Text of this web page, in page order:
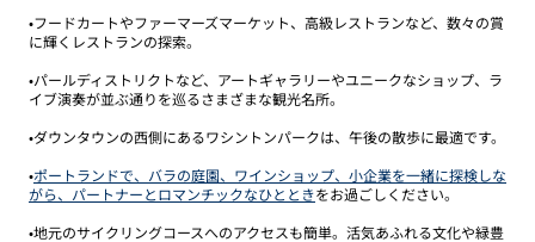
•フードカートやファーマーズマーケット、高級レストランなど、数々の賞
に輝くレストランの探索。
•パールディストリクトなど、アートギャラリーやユニークなショップ、ラ
イブ演奏が並ぶ通りを巡るさまざまな観光名所。
•ダウンタウンの西側にあるワシントンパークは、午後の散歩に最適です。
•ポートランドで、バラの庭園、ワインショップ、小企業を一緒に探検しな
がら、パートナーとロマンチックなひとときをお過ごしください。
•地元のサイクリングコースへのアクセスも簡単。活気あふれる文化や緑豊